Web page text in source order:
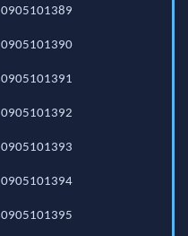
0905101389
0905101390
0905101391
0905101392
0905101393
0905101394
0905101395